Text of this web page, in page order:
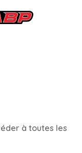
à toutes les